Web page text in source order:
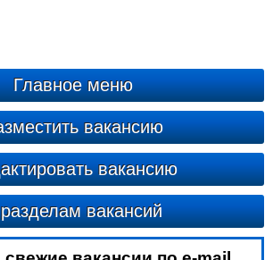
Главное меню
вакансию
вакансию
вакансий